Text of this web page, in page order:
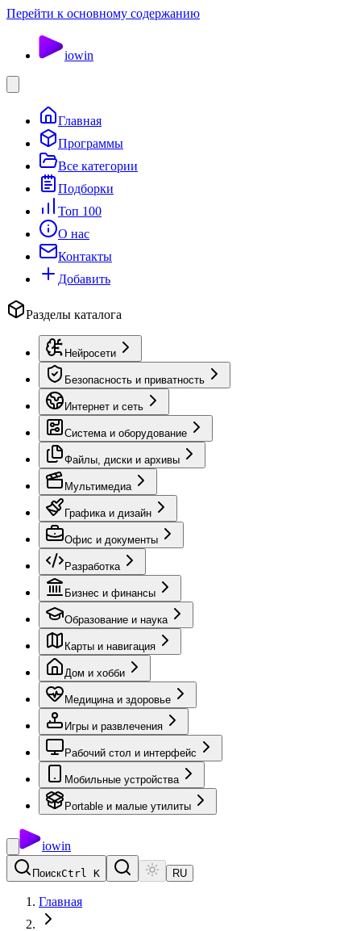
Перейти к основному содержанию
iowin
Главная
Программы
Все категории
Подборки
Топ 100
О нас
Контакты
Добавить
Разделы каталога
Нейросети
Безопасность и приватность
Интернет и сеть
Система и оборудование
Файлы, диски и архивы
Мультимедиа
Графика и дизайн
Офис и документы
Разработка
Бизнес и финансы
Образование и наука
Карты и навигация
Дом и хобби
Медицина и здоровье
Игры и развлечения
Рабочий стол и интерфейс
Мобильные устройства
Portable и малые утилиты
iowin
ПоискCtrl K RU
Главная